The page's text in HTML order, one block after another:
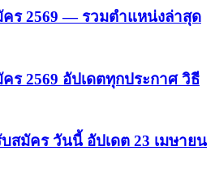
คร 2569 — รวมตำแหน่งล่าสุด
ร 2569 อัปเดตทุกประกาศ วิธี
สมัคร วันนี้ อัปเดต 23 เมษายน